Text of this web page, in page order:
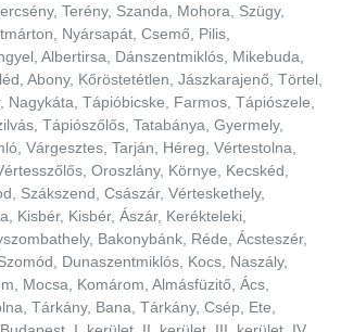
Terény, Szanda, Mohora, Szügy,
Nyársapát, Csemő, Pilis,
Albertirsa, Dánszentmiklós, Mikebuda,
Abony, Kőröstetétlen, Jászkarajenő, Törtel,
Nagykáta, Tápióbicske, Farmos, Tápiószele,
Tápiószőlős, Tatabánya, Gyermely,
Várgesztes, Tarján, Héreg, Vértestolna,
Oroszlány, Környe, Kecskéd,
Szákszend, Császár, Vérteskethely,
Kisbér, Kisbér, Ászár, Kerékteleki,
Bakonybánk, Réde, Ácsteszér,
Dunaszentmiklós, Kocs, Naszály,
Mocsa, Komárom, Almásfüzitő, Ács,
Tárkány, Bana, Tárkány, Csép, Ete,